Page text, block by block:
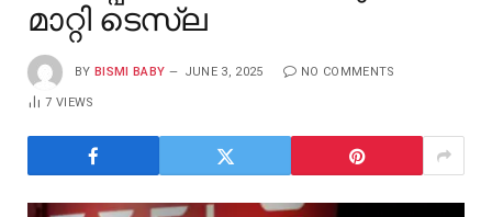
മാറ്റി ടെസ്ല
BY BISMI BABY JUNE 3, 2025 NO COMMENTS
7VIEWS